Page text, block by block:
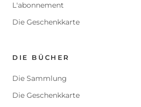
L'abonnement
Die Geschenkkarte
DIE BÜCHER
Die Sammlung
Die Geschenkkarte